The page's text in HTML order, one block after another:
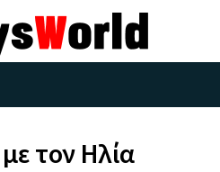
τον Ηλία